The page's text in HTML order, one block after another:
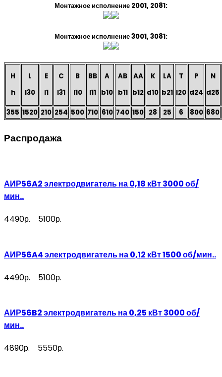
Монтажное исполнение 2001, 2081:
Монтажное исполнение 3001, 3081:
H
h
L
l30
E
l1
C
l31
B
l10
BB
l11
A
b10
AB
b11
AA
b12
K
d10
LA
b21
T
l20
P
d24
N
d25
355 1520 210 254 500 710 610 740 150 28 25 6 800 680
Распродажа
АИР56A2 электродвигатель на 0,18 кВт 3000 об/
мин..
4490р. 5100р.
АИР56A4 электродвигатель на 0,12 кВт 1500 об/мин..
4490р. 5100р.
АИР56B2 электродвигатель на 0,25 кВт 3000 об/
мин..
4890р. 5550р.